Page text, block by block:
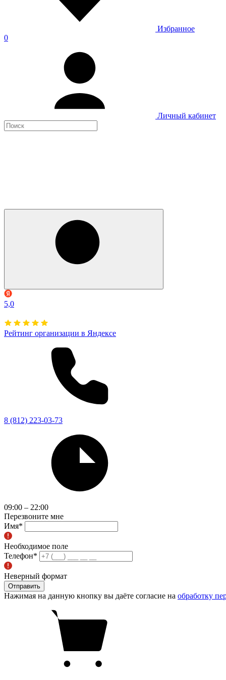
Избранное
0
Личный кабинет
5,0
Рейтинг организации в Яндексе
8 (812) 223-03-73
09:00 – 22:00
Перезвоните мне
Имя*
Необходимое поле
Телефон*
Неверный формат
Отправить
Нажимая на данную кнопку вы даёте согласие на обработку